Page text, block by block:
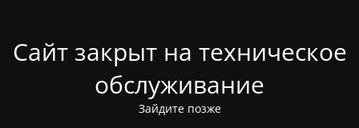
Сайт закрыт на техническое
обслуживание
Зайдите позже